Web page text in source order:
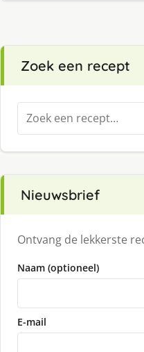
Zoek een recept
Zoeken
naar:
Nieuwsbrief
Ontvang de lekkerste
Naam (optioneel)
E-mail